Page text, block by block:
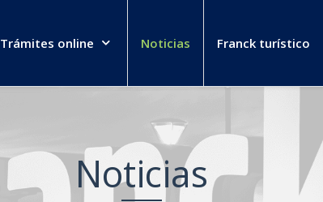
Trámites online Noticias Franck turístico
Noticias